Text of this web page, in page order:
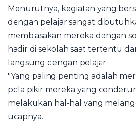
Menurutnya, kegiatan yang
dengan pelajar sangat
membiasakan mereka dengan
hadir di sekolah saat tertentu
langsung dengan pelajar.
"Yang paling penting adalah
pola pikir mereka yang
melakukan hal-hal yang
ucapnya.